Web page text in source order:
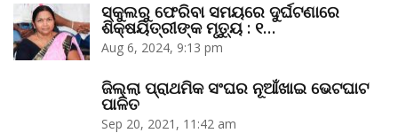
ସ୍କୁଲରୁ ଫେରିବା ସମୟରେ ଦୁର୍ଘଟଣାରେ
ଶିକ୍ଷୟିତ୍ରୀଙ୍କ ମୃତ୍ୟୁ : ୧…
Aug 6, 2024, 9:13 pm
ଜିଲ୍ଲା ପ୍ରାଥମିକ ସଂଘର ନୂଆଁଖାଇ ଭେଟଘାଟ
ପାଳିତ
Sep 20, 2021, 11:42 am